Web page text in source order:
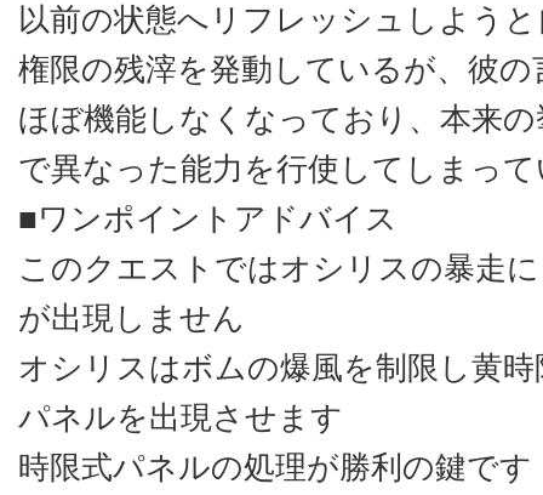
以前の状態へリフレッシュしよう
権限の残滓を発動しているが、彼の
ほぼ機能しなくなっており、本来
で異なった能力を行使してしまっ
■ワンポイントアドバイス
このクエストではオシリスの暴走
が出現しません
オシリスはボムの爆風を制限し黄
パネルを出現させます
時限式パネルの処理が勝利の鍵です